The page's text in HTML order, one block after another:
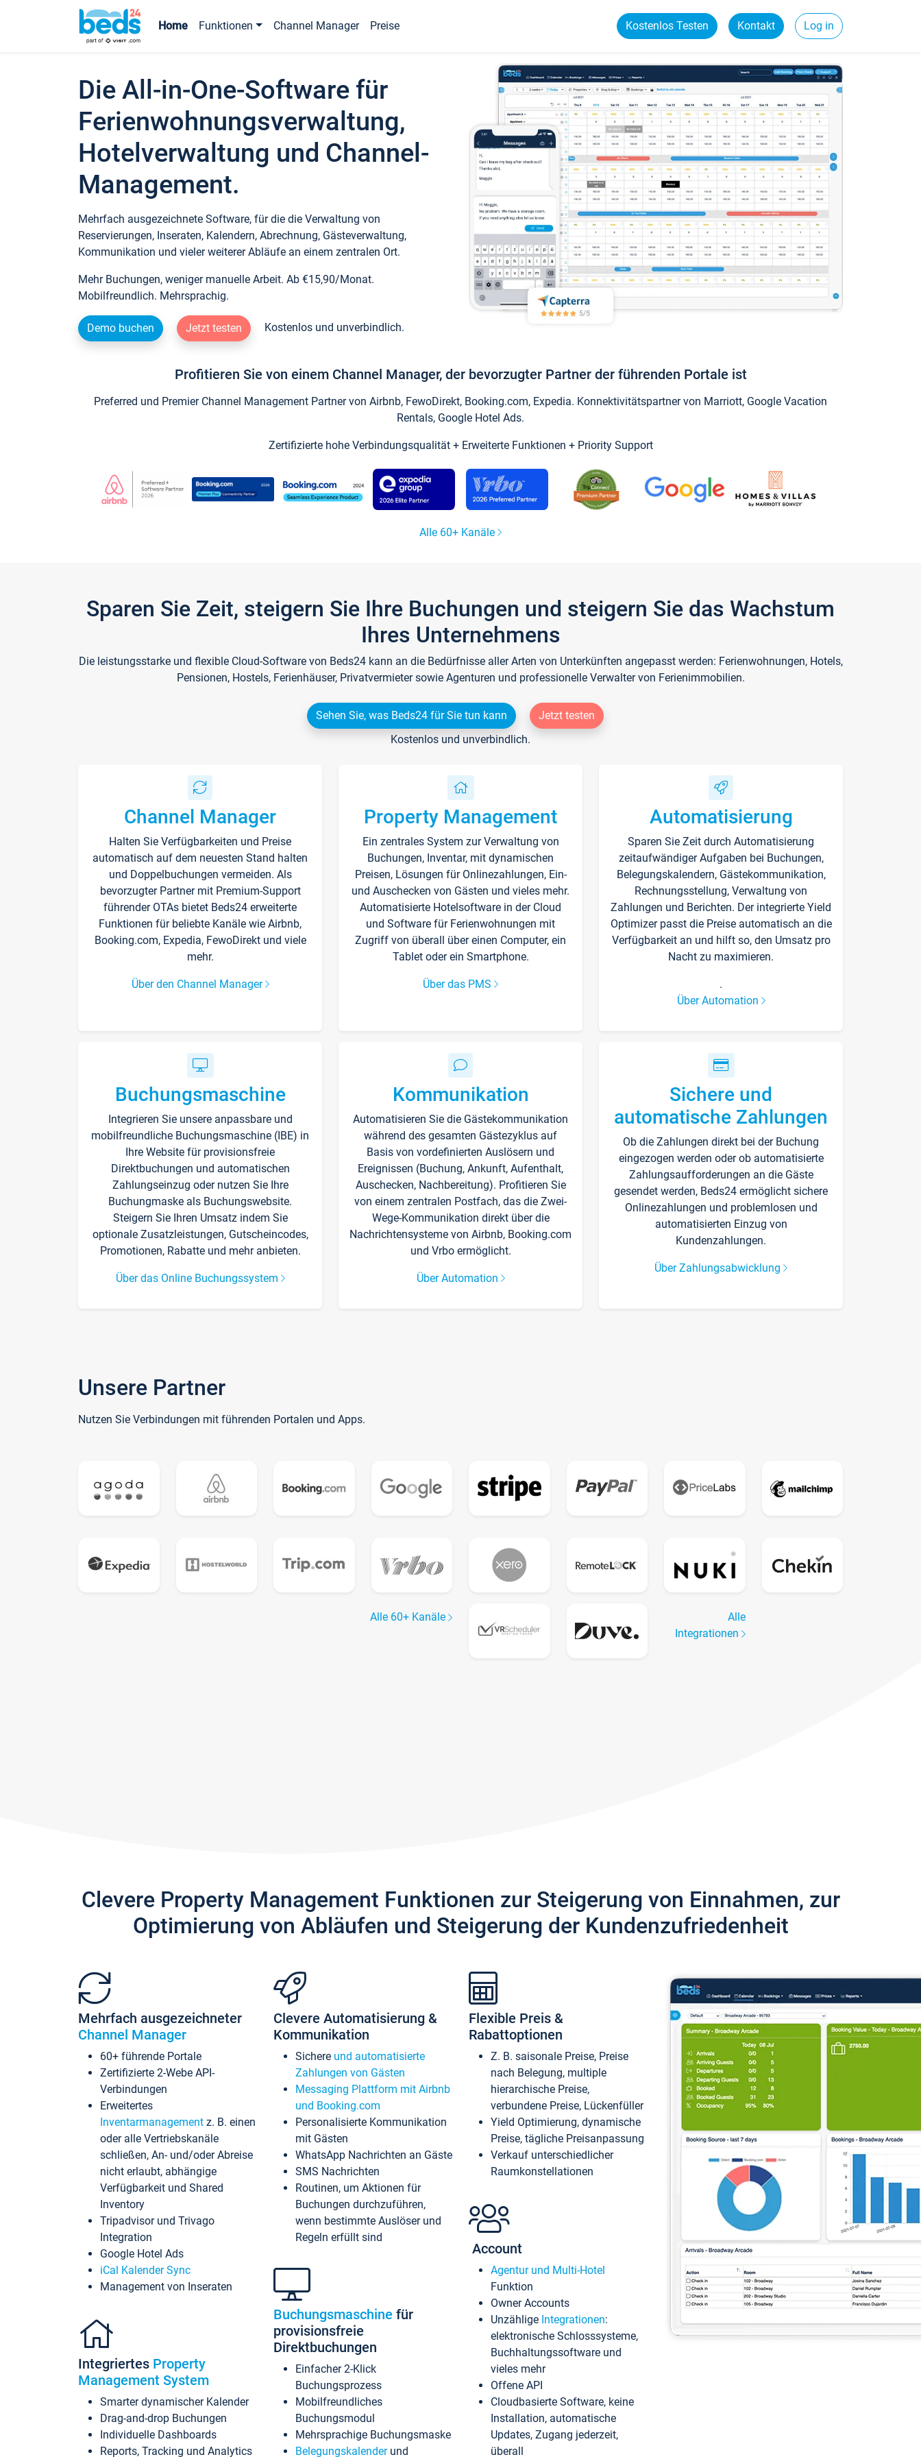
Home Funktionen Channel Manager Preise Kostenlos Testen Kontakt Log in
Die All-in-One-Software für
Ferienwohnungsverwaltung,
Hotelverwaltung und Channel-
Management.
Mehrfach ausgezeichnete Software, für die die Verwaltung von
Reservierungen, Inseraten, Kalendern, Abrechnung, Gästeverwaltung,
Kommunikation und vieler weiterer Abläufe an einem zentralen Ort.
Mehr Buchungen, weniger manuelle Arbeit. Ab €15,90/Monat.
Mobilfreundlich. Mehrsprachig.
Demo buchen Jetzt testen Kostenlos und unverbindlich.
Profitieren Sie von einem Channel Manager, der bevorzugter Partner der führenden Portale ist
Preferred und Premier Channel Management Partner von Airbnb, FewoDirekt, Booking.com, Expedia. Konnektivitätspartner von Marriott, Google Vacation
Rentals, Google Hotel Ads.
Zertifizierte hohe Verbindungsqualität + Erweiterte Funktionen + Priority Support
Alle 60+ Kanäle
Sparen Sie Zeit, steigern Sie Ihre Buchungen und steigern Sie das Wachstum
Ihres Unternehmens
Die leistungsstarke und flexible Cloud-Software von Beds24 kann an die Bedürfnisse aller Arten von Unterkünften angepasst werden: Ferienwohnungen, Hotels,
Pensionen, Hostels, Ferienhäuser, Privatvermieter sowie Agenturen und professionelle Verwalter von Ferienimmobilien.
Sehen Sie, was Beds24 für Sie tun kann
Jetzt testen
Kostenlos und unverbindlich.
Channel Manager
Halten Sie Verfügbarkeiten und Preise
automatisch auf dem neuesten Stand halten
und Doppelbuchungen vermeiden. Als
bevorzugter Partner mit Premium-Support
führender OTAs bietet Beds24 erweiterte
Funktionen für beliebte Kanäle wie Airbnb,
Booking.com, Expedia, FewoDirekt und viele
mehr.
Über den Channel Manager
Property Management
Ein zentrales System zur Verwaltung von
Buchungen, Inventar, mit dynamischen
Preisen, Lösungen für Onlinezahlungen, Ein-
und Auschecken von Gästen und vieles mehr.
Automatisierte Hotelsoftware in der Cloud
und Software für Ferienwohnungen mit
Zugriff von überall über einen Computer, ein
Tablet oder ein Smartphone.
Über das PMS
Automatisierung
Sparen Sie Zeit durch Automatisierung
zeitaufwändiger Aufgaben bei Buchungen,
Belegungskalendern, Gästekommunikation,
Rechnungsstellung, Verwaltung von
Zahlungen und Berichten. Der integrierte Yield
Optimizer passt die Preise automatisch an die
Verfügbarkeit an und hilft so, den Umsatz pro
Nacht zu maximieren.
.
Über Automation
Buchungsmaschine
Integrieren Sie unsere anpassbare und
mobilfreundliche Buchungsmaschine (IBE) in
Ihre Website für provisionsfreie
Direktbuchungen und automatischen
Zahlungseinzug oder nutzen Sie Ihre
Buchungmaske als Buchungswebsite.
Steigern Sie Ihren Umsatz indem Sie
optionale Zusatzleistungen, Gutscheincodes,
Promotionen, Rabatte und mehr anbieten.
Über das Online Buchungssystem
Kommunikation
Automatisieren Sie die Gästekommunikation
während des gesamten Gästezyklus auf
Basis von vordefinierten Auslösern und
Ereignissen (Buchung, Ankunft, Aufenthalt,
Auschecken, Nachbereitung). Profitieren Sie
von einem zentralen Postfach, das die Zwei-
Wege-Kommunikation direkt über die
Nachrichtensysteme von Airbnb, Booking.com
und Vrbo ermöglicht.
Über Automation
Sichere und
automatische Zahlungen
Ob die Zahlungen direkt bei der Buchung
eingezogen werden oder ob automatisierte
Zahlungsaufforderungen an die Gäste
gesendet werden, Beds24 ermöglicht sichere
Onlinezahlungen und problemlosen und
automatisierten Einzug von
Kundenzahlungen.
Über Zahlungsabwicklung
Unsere Partner
Nutzen Sie Verbindungen mit führenden Portalen und Apps.
Alle 60+ Kanäle
Alle
Integrationen
Clevere Property Management Funktionen zur Steigerung von Einnahmen, zur
Optimierung von Abläufen und Steigerung der Kundenzufriedenheit
Mehrfach ausgezeichneter
Channel Manager
60+ führende Portale
Zertifizierte 2-Webe API-
Verbindungen
Erweitertes
Inventarmanagement z. B. einen
oder alle Vertriebskanäle
schließen, An- und/oder Abreise
nicht erlaubt, abhängige
Verfügbarkeit und Shared
Inventory
Tripadvisor und Trivago
Integration
Google Hotel Ads
iCal Kalender Sync
Management von Inseraten
Integriertes Property
Management System
Smarter dynamischer Kalender
Drag-and-drop Buchungen
Individuelle Dashboards
Reports, Tracking und Analytics
Clevere Automatisierung &
Kommunikation
Sichere und automatisierte
Zahlungen von Gästen
Messaging Plattform mit Airbnb
und Booking.com
Personalisierte Kommunikation
mit Gästen
WhatsApp Nachrichten an Gäste
SMS Nachrichten
Routinen, um Aktionen für
Buchungen durchzuführen,
wenn bestimmte Auslöser und
Regeln erfüllt sind
Buchungsmaschine für
provisionsfreie
Direktbuchungen
Einfacher 2-Klick
Buchungsprozess
Mobilfreundliches
Buchungsmodul
Mehrsprachige Buchungsmaske
Belegungskalenderund
Flexible Preis &
Rabattoptionen
Z. B. saisonale Preise, Preise
nach Belegung, multiple
hierarchische Preise,
verbundene Preise, Lückenfüller
Yield Optimierung, dynamische
Preise, tägliche Preisanpassung
Verkauf unterschiedlicher
Raumkonstellationen
Account
Agentur und Multi-Hotel
Funktion
Owner Accounts
Unzählige Integrationen:
elektronische Schlosssysteme,
Buchhaltungssoftware und
vieles mehr
Offene API
Cloudbasierte Software, keine
Installation, automatische
Updates, Zugang jederzeit,
überall